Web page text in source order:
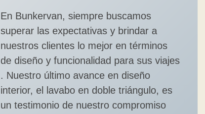
En Bunkervan, siempre buscamos
superar las expectativas y brindar a
nuestros clientes lo mejor en términos
de diseño y funcionalidad para sus viajes
. Nuestro último avance en diseño
interior, el lavabo en doble triángulo, es
un testimonio de nuestro compromiso